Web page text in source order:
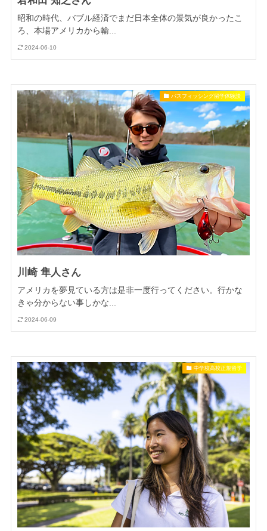
昭和の時代、バブル経済でまだ日本全体の景気が良かったこ
ろ、本場アメリカから輸...
2024-06-10
バスフィッシング留学体験談
川崎 隼人さん
アメリカを夢見ている方は是非一度行ってください。行かな
きゃ分からない事しかな...
2024-06-09
中学校高校正規留学